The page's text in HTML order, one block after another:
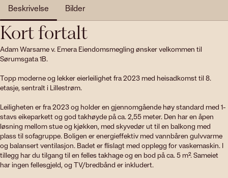
Beskrivelse
Bilder
Kort fortalt
Adam Warsame v. Emera Eiendomsmegling ønsker velkommen til
Sørumsgata 1B.
Topp moderne og lekker eierleilighet fra 2023 med heisadkomst til 8.
etasje, sentralt i Lillestrøm.
Leiligheten er fra 2023 og holder en gjennomgående høy standard med 1-
stavs eikeparkett og god takhøyde på ca. 2,55 meter. Den har en åpen
løsning mellom stue og kjøkken, med skyvedør ut til en balkong med
plass til sofagruppe. Boligen er energieffektiv med vannbåren gulvvarme
og balansert ventilasjon. Badet er flislagt med opplegg for vaskemaskin. I
tillegg har du tilgang til en felles takhage og en bod på ca. 5 m². Sameiet
har ingen fellesgjeld, og TV/bredbånd er inkludert.